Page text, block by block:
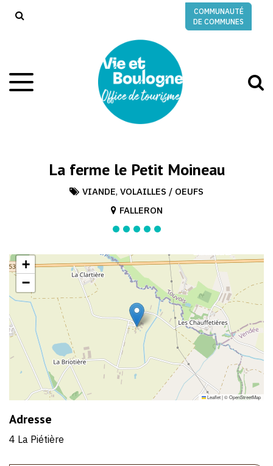
COMMUNAUTÉ
DE COMMUNES
Aller
à
La ferme le Petit Moineau
VIANDE, VOLAILLES / OEUFS
FALLERON
+
−
Leaflet|©OpenStreetMap
Adresse
4 La Piétière